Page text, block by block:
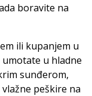
boravite na
ili kupanjem u
u hladne
sunđerom,
peškire na